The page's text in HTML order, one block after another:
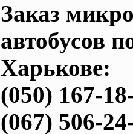
Заказ
автобусов
Харькове:
(050) 167-
(067) 506-